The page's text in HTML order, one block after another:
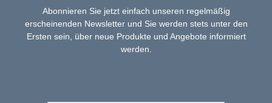
Abonnieren Sie jetzt einfach unseren regelmäßig
erscheinenden Newsletter und Sie werden stets unter den
Ersten sein, über neue Produkte und Angebote informiert
werden.